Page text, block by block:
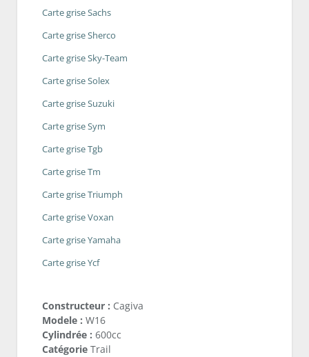
Carte grise Sachs
Carte grise Sherco
Carte grise Sky-Team
Carte grise Solex
Carte grise Suzuki
Carte grise Sym
Carte grise Tgb
Carte grise Tm
Carte grise Triumph
Carte grise Voxan
Carte grise Yamaha
Carte grise Ycf
Constructeur : Cagiva
Modele : W16
Cylindrée : 600cc
Catégorie Trail